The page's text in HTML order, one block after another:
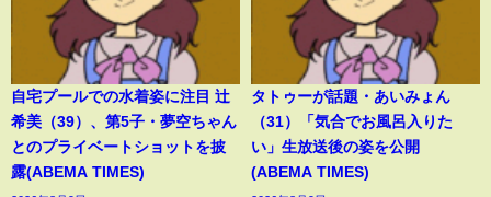
自宅プールでの水着姿に注目 辻
希美（39）、第5子・夢空ちゃん
とのプライベートショットを披
露(ABEMA TIMES)
タトゥーが話題・あいみょん
（31）「気合でお風呂入りた
い」生放送後の姿を公開
(ABEMA TIMES)